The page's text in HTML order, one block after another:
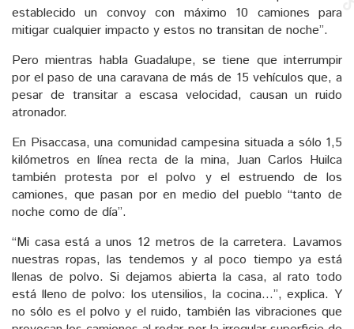
establecido un convoy con máximo 10 camiones para
mitigar cualquier impacto y estos no transitan de noche”.
Pero mientras habla Guadalupe, se tiene que interrumpir
por el paso de una caravana de más de 15 vehículos que, a
pesar de transitar a escasa velocidad, causan un ruido
atronador.
En Pisaccasa, una comunidad campesina situada a sólo 1,5
kilómetros en línea recta de la mina, Juan Carlos Huilca
también protesta por el polvo y el estruendo de los
camiones, que pasan por en medio del pueblo “tanto de
noche como de día”.
“Mi casa está a unos 12 metros de la carretera. Lavamos
nuestras ropas, las tendemos y al poco tiempo ya está
llenas de polvo. Si dejamos abierta la casa, al rato todo
está lleno de polvo: los utensilios, la cocina…”, explica. Y
no sólo es el polvo y el ruido, también las vibraciones que